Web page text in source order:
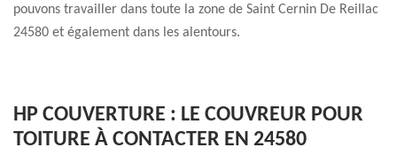
pouvons travailler dans toute la zone de Saint Cernin De Reillac
24580 et également dans les alentours.
HP COUVERTURE : LE COUVREUR POUR
TOITURE À CONTACTER EN 24580